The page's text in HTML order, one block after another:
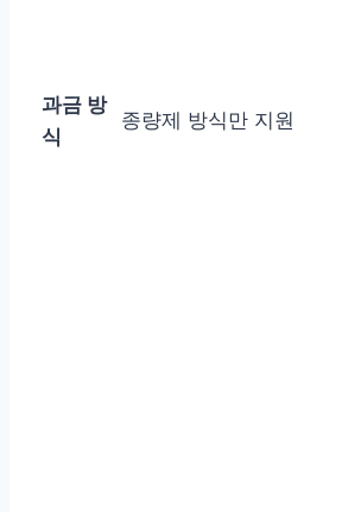
과금 방
식
종량제 방식만 지원